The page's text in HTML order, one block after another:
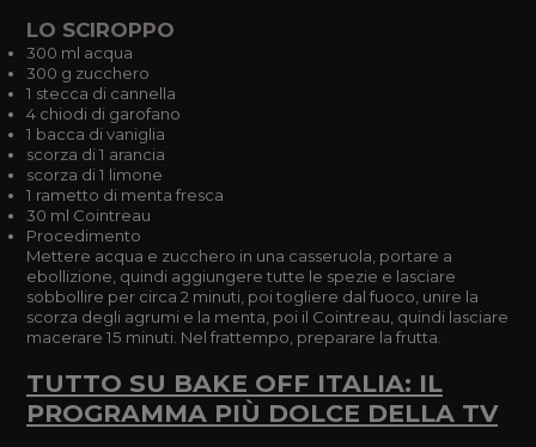
LO SCIROPPO
300 ml acqua
300 g zucchero
1 stecca di cannella
4 chiodi di garofano
1 bacca di vaniglia
scorza di 1 arancia
scorza di 1 limone
1 rametto di menta fresca
30 ml Cointreau
Procedimento
Mettere acqua e zucchero in una casseruola, portare a
ebollizione, quindi aggiungere tutte le spezie e lasciare
sobbollire per circa 2 minuti, poi togliere dal fuoco, unire la
scorza degli agrumi e la menta, poi il Cointreau, quindi lasciare
macerare 15 minuti. Nel frattempo, preparare la frutta.
TUTTO SU BAKE OFF ITALIA: IL
PROGRAMMA PIÙ DOLCE DELLA TV